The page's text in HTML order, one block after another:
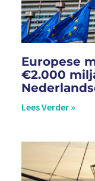
Europese
€2.000
Lees Verder »